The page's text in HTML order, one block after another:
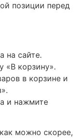
позиции перед
на сайте.
«В корзину».
в корзине и
и нажмите
можно скорее,